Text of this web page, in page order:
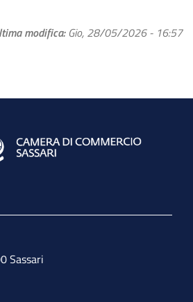
modifica Gio, 28/05/2026 - 16:57
Sassari